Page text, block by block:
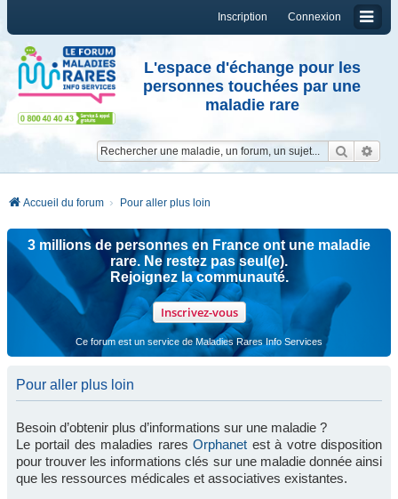
Connexion
Inscription
L'espace d'échange pour les
personnes touchées par une
maladie rare
Accueil du forum Pour aller plus loin
3 millions de personnes en France ont une maladie
rare. Ne restez pas seul(e).
Rejoignez la communauté.
Inscrivez-vous
Ce forum est un service de Maladies Rares Info Services
Pour aller plus loin
Besoin d’obtenir plus d’informations sur une maladie ?
Le portail des maladies raresOrphanet est à votre disposition
pour trouver les informations clés sur une maladie donnée ainsi
que les ressources médicales et associatives existantes.